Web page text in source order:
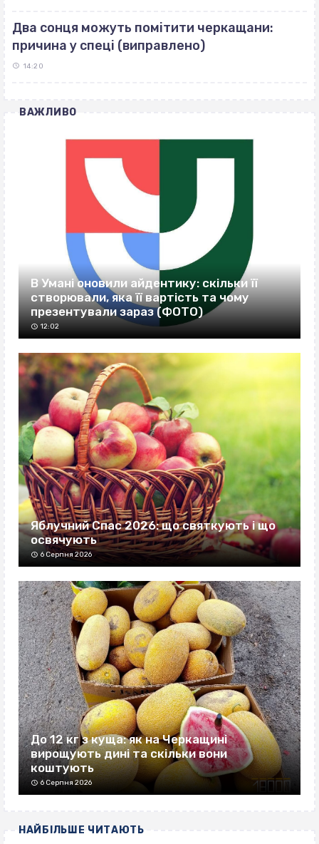
Два сонця можуть помітити черкащани:
причина у спеці (виправлено)
14:20
ВАЖЛИВО
В Умані оновили айдентику: скільки її
створювали, яка її вартість та чому
презентували зараз (ФОТО)
12:02
Яблучний Спас 2026: що святкують і що
освячують
6 Серпня 2026
До 12 кг з куща: як на Черкащині
вирощують дині та скільки вони
коштують
6 Серпня 2026
НАЙБІЛЬШЕ ЧИТАЮТЬ